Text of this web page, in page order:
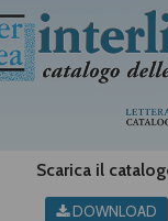
Scarica il
DOWNLOAD